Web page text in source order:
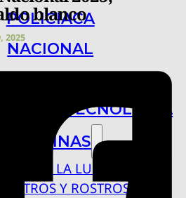
POLICIACA
NACIONAL
Y TECNOLOGÍA
COLUMNAS
BAJO LA LUPA
RASTROS Y ROSTROS
blanco
2025